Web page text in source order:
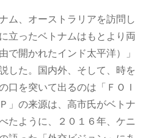
ム、オーストラリアを訪問し
立ったベトナムはもとより両
で開かれたインド‌太平洋）」
した。国内外、そして、時を
口を突いて出るのは「ＦＯＩ
」の来源は、高市氏がベトナ
たように、２０１６年、ケニ